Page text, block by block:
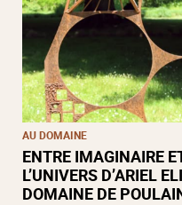
AU DOMAINE
ENTRE IMAGINAIRE
L’UNIVERS D’ARIEL
DOMAINE DE